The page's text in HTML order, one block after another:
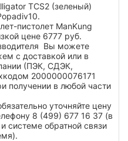
TCS2 (зеленый)
пистолет ManKung
цене 6777 руб.
Вы можете
с доставкой или в
(ПЭК, СДЭК,
2000000076171
получении в любой части
уточняйте цену
8 (499) 677 16 37 (в
системе обратной связи